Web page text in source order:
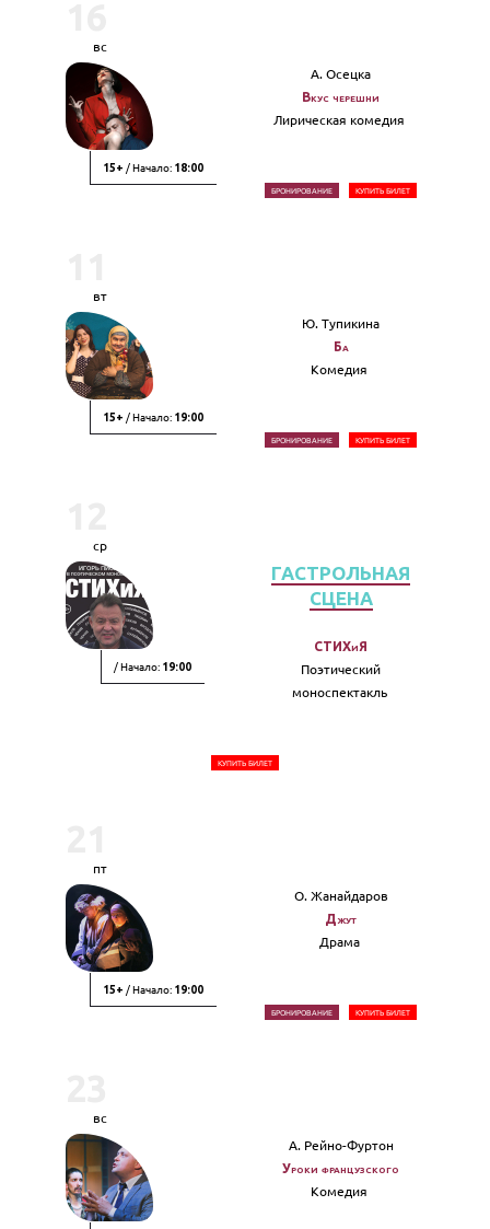
вс
15+ / Начало: 18:00
А. Осецка
Вкус черешни
Лирическая комедия
БРОНИРОВАНИЕ КУПИТЬ БИЛЕТ
вт
15+ / Начало: 19:00
Ю. Тупикина
Ба
Комедия
БРОНИРОВАНИЕ КУПИТЬ БИЛЕТ
ср
/ Начало: 19:00
ГАСТРОЛЬНАЯ
СЦЕНА
СТИХиЯ
Поэтический
моноспектакль
КУПИТЬ БИЛЕТ
пт
15+ / Начало: 19:00
О. Жанайдаров
Джут
Драма
БРОНИРОВАНИЕ КУПИТЬ БИЛЕТ
вс
А. Рейно-Фуртон
Уроки французского
Комедия